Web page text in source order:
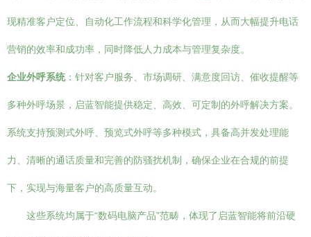
现精准客户定位、自动化工作流程和科学化管理，从而大幅提升电话
营销的效率和成功率，同时降低人力成本与管理复杂度。
企业外呼系统：针对客户服务、市场调研、满意度回访、催收提醒等
多种外呼场景，启蓝智能提供稳定、高效、可定制的外呼解决方案。
系统支持预测式外呼、预览式外呼等多种模式，具备高并发处理能
力、清晰的通话质量和完善的防骚扰机制，确保企业在合规的前提
下，实现与海量客户的高质量互动。
这些系统均属于“数码电脑产品”范畴，体现了启蓝智能将前沿硬